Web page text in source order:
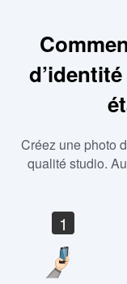
Créez une photo
qualité studio.
1